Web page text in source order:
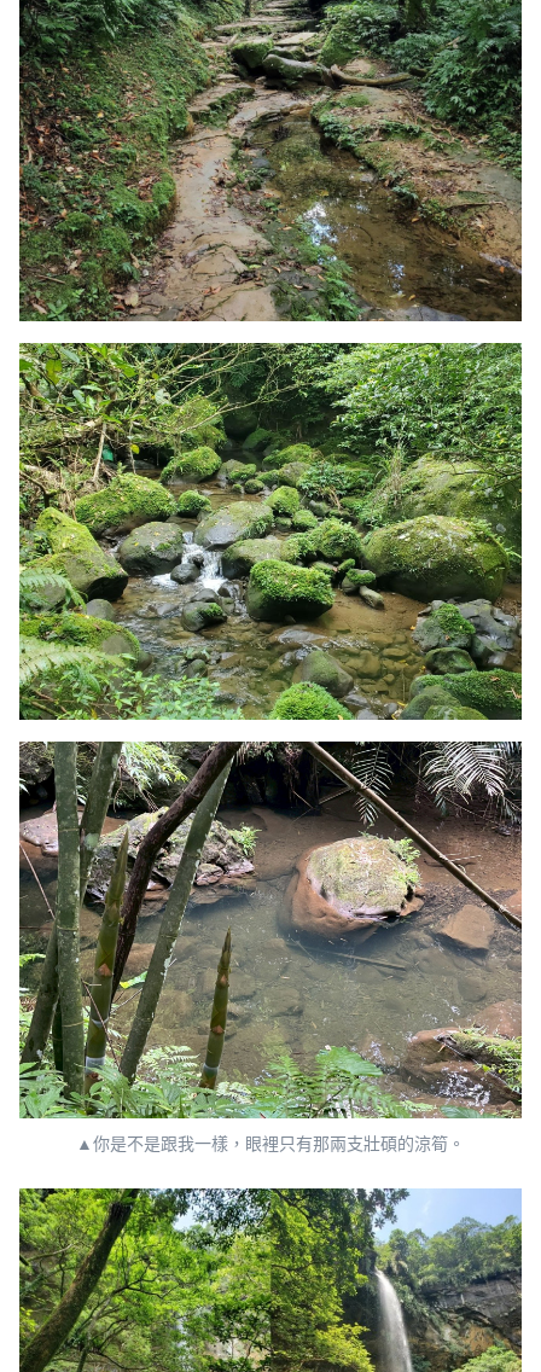
▲你是不是跟我一樣，眼裡只有那兩支壯碩的涼筍。